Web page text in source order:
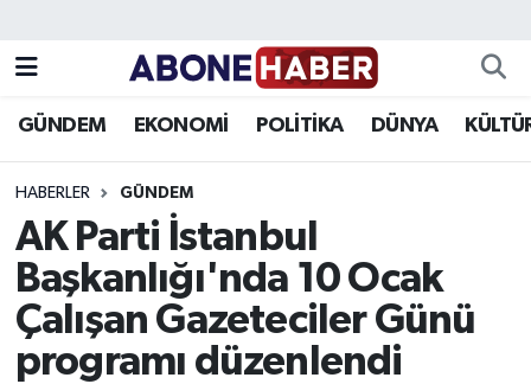
GÜNDEM EKONOMİ POLİTİKA DÜNYA
HABERLER GÜNDEM
AK Parti İstanbul
Başkanlığı'nda 10 Ocak
Çalışan Gazeteciler Günü
programı düzenlendi
Asayiş
Bilim ve Teknoloji
Trafik Durumu
Süper Lig Puan Durumu ve Fikstür
Tüm Manşetler